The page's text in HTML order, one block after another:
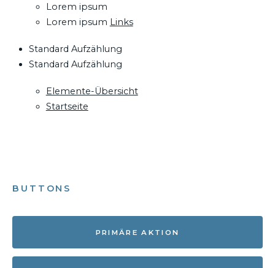
Lorem ipsum
Lorem ipsum Links
Standard Aufzählung
Standard Aufzählung
Elemente-Übersicht
Startseite
BUTTONS
PRIMÄRE AKTION